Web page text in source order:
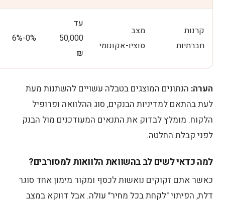
קרנות
חברתיות
מצב
סוציו-אקונומי
עד
50,000
₪
0%-6%
הערה: הנתונים המוצגים בטבלה עשויים להשתנות מעת
לעת בהתאם למדיניות הבנקים, סוג ההלוואה ופרופיל
הלקוח. מומלץ לבדוק את התנאים המעודכנים מול הבנק
לפני קבלת החלטה.
למה כדאי לשים לב בהשוואת הלוואות למסורבים?
כאשר אתם זקוקים נואשות לכסף ומקור מימון אחד סוגר
דלת, הפיתוי "לקחת בכל מחיר" עולה. אבל דווקא במצב